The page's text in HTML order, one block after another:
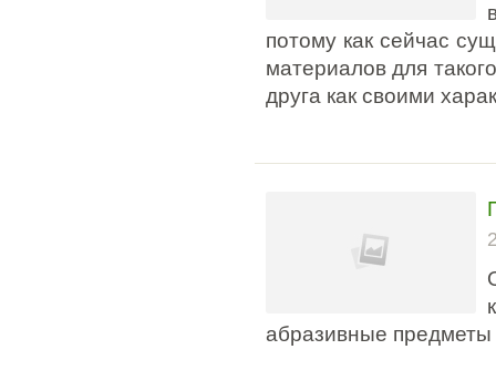
потому как сейчас
материалов для
друга как своими
абразивные